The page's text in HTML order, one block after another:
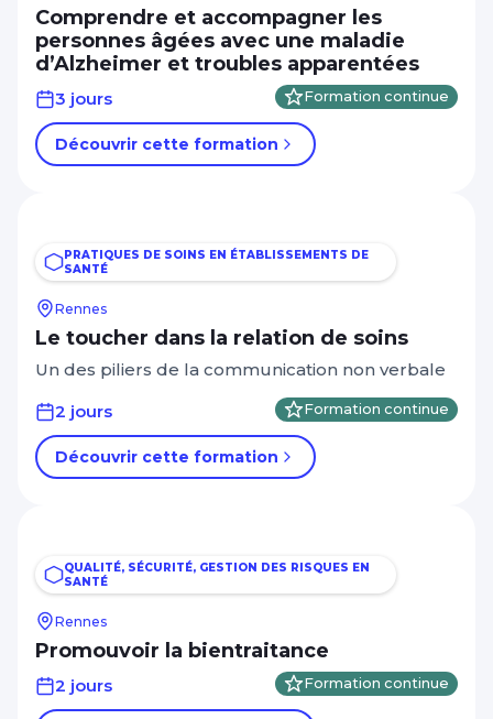
Comprendre et accompagner les
personnes âgées avec une maladie
d’Alzheimer et troubles apparentées
3 jours Formation continue
Découvrir cette formation
PRATIQUES DE SOINS EN ÉTABLISSEMENTS DE
SANTÉ
Rennes
Le toucher dans la relation de soins
Un des piliers de la communication non verbale
2 jours
Formation continue
Découvrir cette formation
QUALITÉ, SÉCURITÉ, GESTION DES RISQUES EN
SANTÉ
Rennes
Promouvoir la bientraitance
2 jours Formation continue